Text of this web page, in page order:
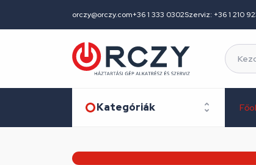
orczy@orczy.com+36 1 333 0302Szerviz: +36 1 210
Kategóriák